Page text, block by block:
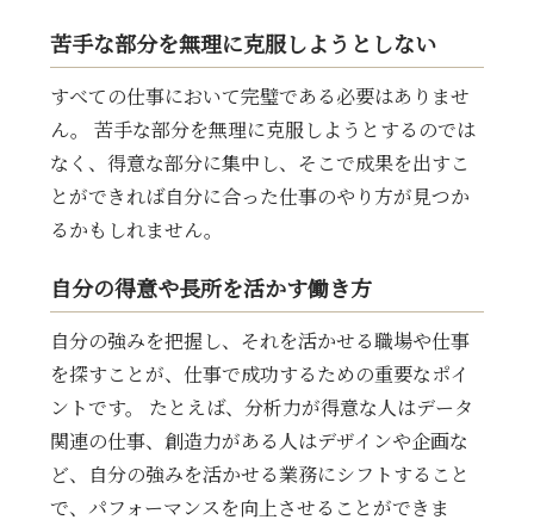
苦手な部分を無理に克服しようとしない
すべての仕事において完璧である必要はありませ
ん。 苦手な部分を無理に克服しようとするのでは
なく、得意な部分に集中し、そこで成果を出すこ
とができれば自分に合った仕事のやり方が見つか
るかもしれません。
自分の得意や長所を活かす働き方
自分の強みを把握し、それを活かせる職場や仕事
を探すことが、仕事で成功するための重要なポイ
ントです。 たとえば、分析力が得意な人はデータ
関連の仕事、創造力がある人はデザインや企画な
ど、自分の強みを活かせる業務にシフトすること
で、パフォーマンスを向上させることができま